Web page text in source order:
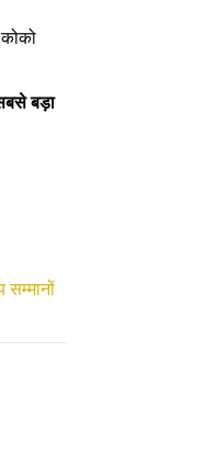
बड़ा
सम्मानों